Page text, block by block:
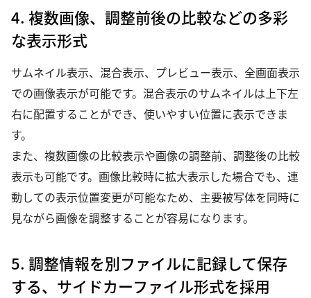
4. 複数画像、調整前後の比較などの多彩
な表示形式
サムネイル表示、混合表示、プレビュー表示、全画面表示
での画像表示が可能です。混合表示のサムネイルは上下左
右に配置することができ、使いやすい位置に表示できま
す。
また、複数画像の比較表示や画像の調整前、調整後の比較
表示も可能です。画像比較時に拡大表示した場合でも、連
動しての表示位置変更が可能なため、主要被写体を同時に
見ながら画像を調整することが容易になります。
5. 調整情報を別ファイルに記録して保存
する、サイドカーファイル形式を採用